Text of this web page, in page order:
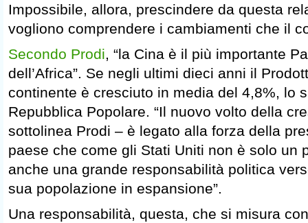
Impossibile, allora, prescindere da questa
vogliono comprendere i cambiamenti che il
Secondo Prodi, “la Cina è il più importante
dell’Africa”. Se negli ultimi dieci anni il
continente è cresciuto in media del 4,8%, lo
Repubblica Popolare. “Il nuovo volto della
sottolinea Prodi – è legato alla forza della
paese che come gli Stati Uniti non è solo un
anche una grande responsabilità politica
sua popolazione in espansione”.
Una responsabilità, questa, che si misura